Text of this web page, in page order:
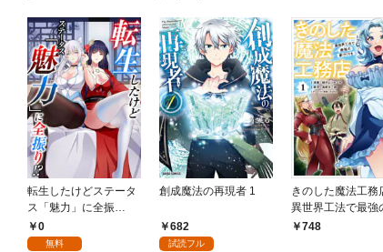
転生したけどステータ
ス「魅力」に全振
り！？(1)
0
無料
創成魔法の再現者 1
682
試読フル
きのした魔法工
異世界工法で最強
づくりを（コミッ
748